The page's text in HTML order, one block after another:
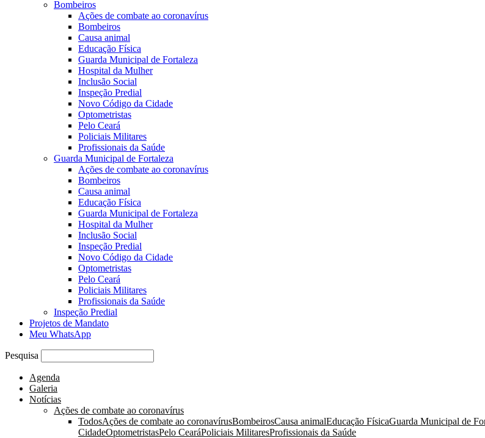
Bombeiros
Ações de combate ao coronavírus
Bombeiros
Causa animal
Educação Física
Guarda Municipal de Fortaleza
Hospital da Mulher
Inclusão Social
Inspeção Predial
Novo Código da Cidade
Optometristas
Pelo Ceará
Policiais Militares
Profissionais da Saúde
Guarda Municipal de Fortaleza
Ações de combate ao coronavírus
Bombeiros
Causa animal
Educação Física
Guarda Municipal de Fortaleza
Hospital da Mulher
Inclusão Social
Inspeção Predial
Novo Código da Cidade
Optometristas
Pelo Ceará
Policiais Militares
Profissionais da Saúde
Inspeção Predial
Projetos de Mandato
Meu WhatsApp
Pesquisa
Agenda
Galeria
Notícias
Ações de combate ao coronavírus
TodosAções de combate ao coronavírusBombeirosCausa animalEducação FísicaGuarda Municipal de
CidadeOptometristasPelo CearáPoliciais MilitaresProfissionais da Saúde